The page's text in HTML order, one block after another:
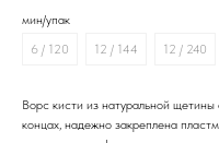
мин/упак
6 / 120
12 / 144 12 / 240
Ворс кисти из натуральной
концах, надежно закреплена